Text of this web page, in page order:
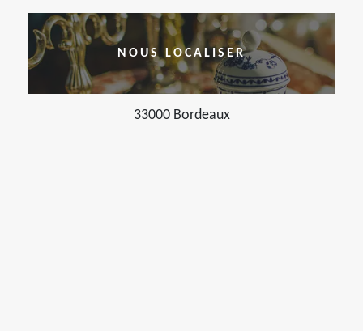
NOUS LOCALISER
33000 Bordeaux